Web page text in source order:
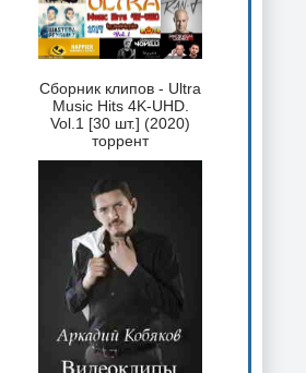
Сборник клипов - Ultra
Music Hits 4K-UHD.
Vol.1 [30 шт.] (2020)
торрент